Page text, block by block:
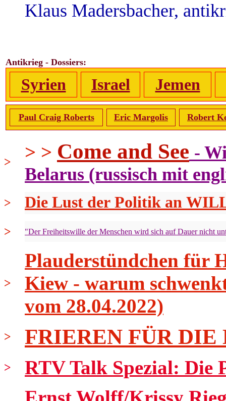
Klaus Madersbacher,
Antikrieg - Dossiers:
Syrien Israel Jemen
Paul Craig Roberts Eric Margolis Robert
> > > Come and See -
Belarus (russisch mit
> Die
> "Der
>
Plauderstündchen für
Kiew - warum
vom 28.04.2022)
> FRIEREN FÜR
> RTV Talk Spezial: Die